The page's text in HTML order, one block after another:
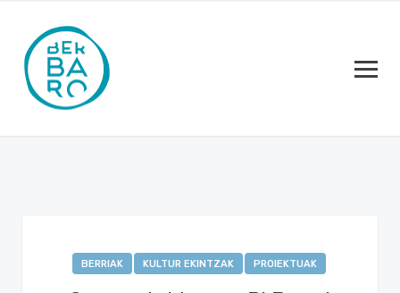
BERRIAK KULTUR EKINTZAK PROIEKTUAK